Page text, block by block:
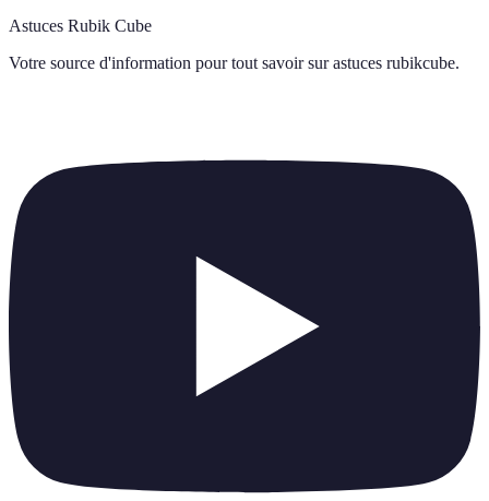
Astuces Rubik Cube
Votre source d'information pour tout savoir sur astuces rubikcube.